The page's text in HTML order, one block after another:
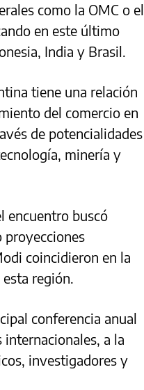
como la OMC o el
en este último
India y Brasil.
tiene una relación
del comercio en
de potencialidades
minería y
encuentro buscó
proyecciones
coincidieron en la
región.
conferencia anual
a la
investigadores y